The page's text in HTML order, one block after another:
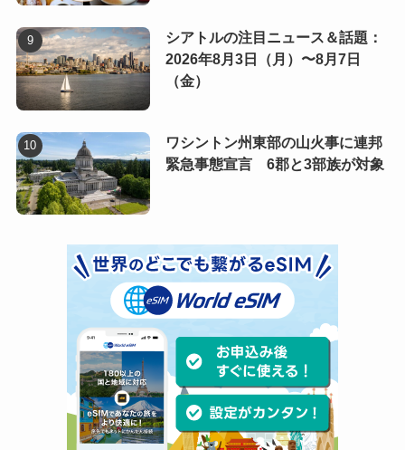
シアトルの注目ニュース＆話題：
2026年8月3日（月）〜8月7日
（金）
ワシントン州東部の山火事に連邦
緊急事態宣言 6郡と3部族が対象